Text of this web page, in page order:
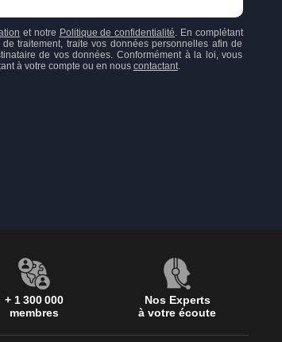
et notre Politique de confidentialité. En complétant
traitement, traite vos données personnelles afin de
de vos données. Conformément à la loi, vous
à votre compte ou en nous contactant.
+ 1 300 000
membres
Nos Experts
à votre écoute